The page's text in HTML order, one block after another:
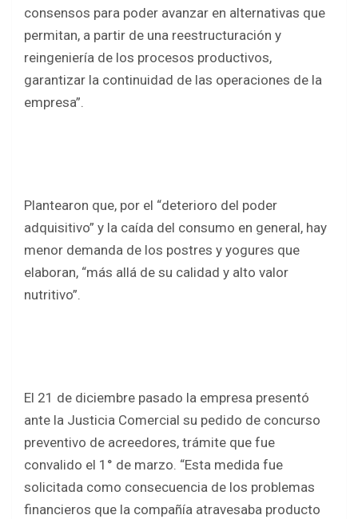
consensos para poder avanzar en alternativas que
permitan, a partir de una reestructuración y
reingeniería de los procesos productivos,
garantizar la continuidad de las operaciones de la
empresa”.
Plantearon que, por el “deterioro del poder
adquisitivo” y la caída del consumo en general, hay
menor demanda de los postres y yogures que
elaboran, “más allá de su calidad y alto valor
nutritivo”.
El 21 de diciembre pasado la empresa presentó
ante la Justicia Comercial su pedido de concurso
preventivo de acreedores, trámite que fue
convalido el 1° de marzo. “Esta medida fue
solicitada como consecuencia de los problemas
financieros que la compañía atravesaba producto